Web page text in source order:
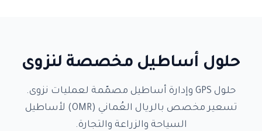
حلول أساطيل مخصصة لنزوى
حلول GPS وإدارة أساطيل مصمّمة لعمليات نزوى.
تسعير مخصص بالريال العُماني (OMR) لأساطيل
السياحة والزراعة والتجارة.